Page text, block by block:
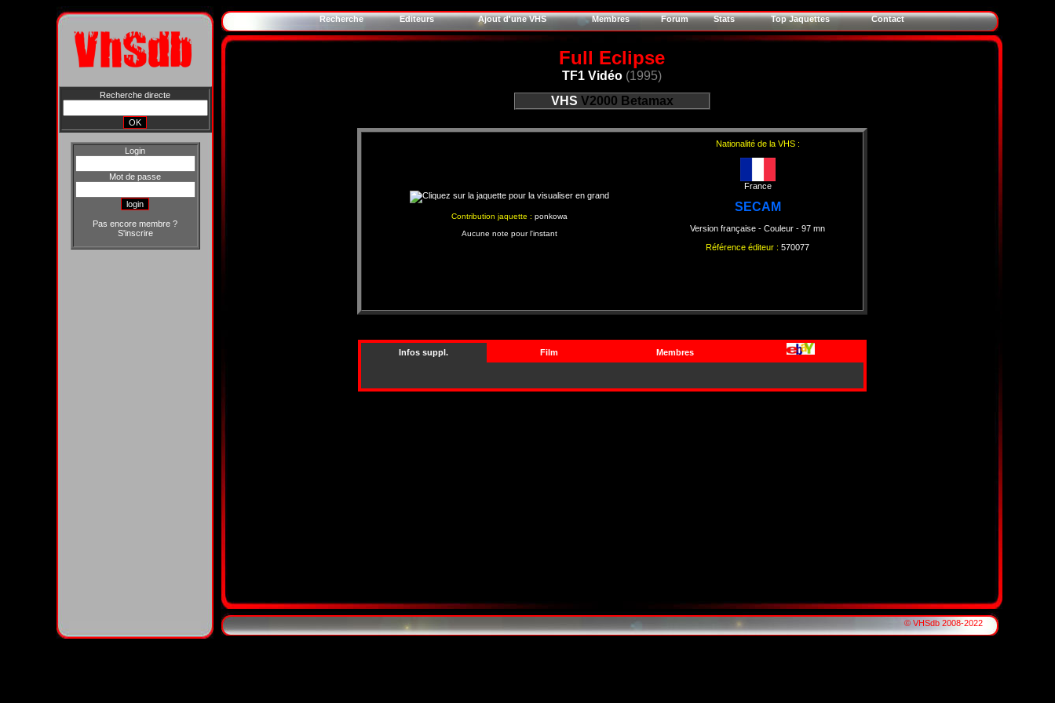
Recherche directe
Login
Mot de passe
Pas encore membre ?
S'inscrire
Recherche Editeurs Ajout d'une VHS Membres Forum Stats Top Jaquettes Contact
Full Eclipse
TF1 Vidéo (1995)
VHS V2000 Betamax
Contribution jaquette : ponkowa
Aucune note pour l'instant
Nationalité de la VHS :
France
SECAM
Version française - Couleur - 97 mn
Référence éditeur : 570077
Infos suppl. Film Membres
© VHSdb 2008-2022